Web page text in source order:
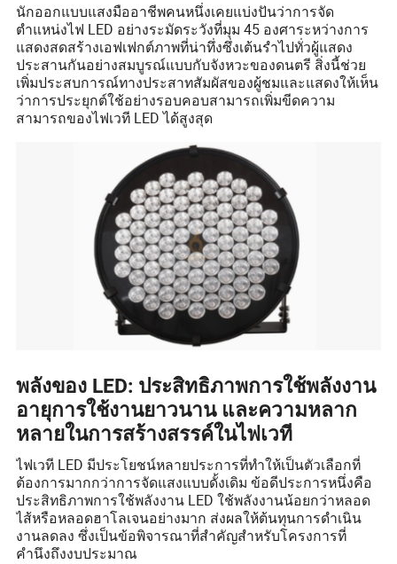
นักออกแบบแสงมืออาชีพคนหนึ่งเคยแบ่งปันว่าการจัด
ตำแหน่งไฟ LED อย่างระมัดระวังที่มุม 45 องศาระหว่างการ
แสดงสดสร้างเอฟเฟกต์ภาพที่น่าทึ่งซึ่งเต้นรำไปทั่วผู้แสดง
ประสานกันอย่างสมบูรณ์แบบกับจังหวะของดนตรี สิ่งนี้ช่วย
เพิ่มประสบการณ์ทางประสาทสัมผัสของผู้ชมและแสดงให้เห็น
ว่าการประยุกต์ใช้อย่างรอบคอบสามารถเพิ่มขีดความ
สามารถของไฟเวที LED ได้สูงสุด
พลังของ LED: ประสิทธิภาพการใช้พลังงาน
อายุการใช้งานยาวนาน และความหลาก
หลายในการสร้างสรรค์ในไฟเวที
ไฟเวที LED มีประโยชน์หลายประการที่ทำให้เป็นตัวเลือกที่
ต้องการมากกว่าการจัดแสงแบบดั้งเดิม ข้อดีประการหนึ่งคือ
ประสิทธิภาพการใช้พลังงาน LED ใช้พลังงานน้อยกว่าหลอด
ไส้หรือหลอดฮาโลเจนอย่างมาก ส่งผลให้ต้นทุนการดำเนิน
งานลดลง ซึ่งเป็นข้อพิจารณาที่สำคัญสำหรับโครงการที่
คำนึงถึงงบประมาณ